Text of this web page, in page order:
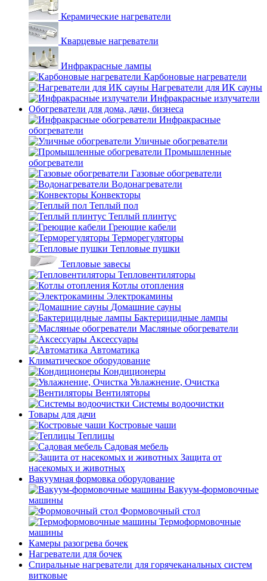
Керамические нагреватели
Кварцевые нагреватели
Инфракрасные лампы
Карбоновые нагреватели
Нагреватели для ИК сауны
Инфракрасные излучатели
Обогреватели для дома, дачи, бизнеса
Инфракрасные
обогреватели
Уличные обогреватели
Промышленные
обогреватели
Газовые обогреватели
Водонагреватели
Конвекторы
Теплый пол
Теплый плинтус
Греющие кабели
Терморегуляторы
Тепловые пушки
Тепловые завесы
Тепловентиляторы
Котлы отопления
Электрокамины
Домашние сауны
Бактерицидные лампы
Масляные обогреватели
Аксессуары
Автоматика
Климатическое оборудование
Кондиционеры
Увлажнение, Очистка
Вентиляторы
Системы водоочистки
Товары для дачи
Костровые чаши
Теплицы
Садовая мебель
Защита от
насекомых и животных
Вакуумная формовка оборудование
Вакуум-формовочные
машины
Формовочный стол
Термоформовочные
машины
Камеры разогрева бочек
Нагреватели для бочек
Спиральные нагреватели для горячеканальных систем
витковые